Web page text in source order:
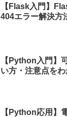
【Flask入門】
404エラー解決方
【Python入門】
い方・注意点を
【Python応用】